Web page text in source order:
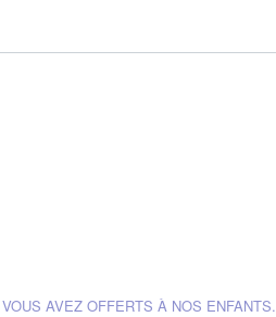
AVEZ OFFERTS À NOS ENFANTS.